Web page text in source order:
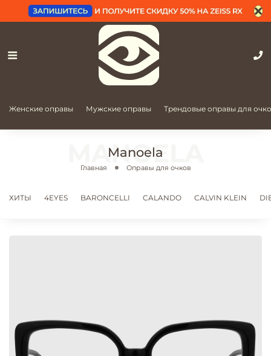
Женские оправы Мужские оправы Трендовые оправы для
Manoela
Главная Оправы для очков
ХИТЫ 4EYES BARONCELLI CALANDO CALVIN KLEIN